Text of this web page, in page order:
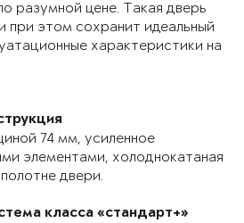
разумной цене. Такая дверь
при этом сохранит идеальный
характеристики на
74 мм, усиленное
элементами, холоднокатаная
двери.
класса «стандарт+»